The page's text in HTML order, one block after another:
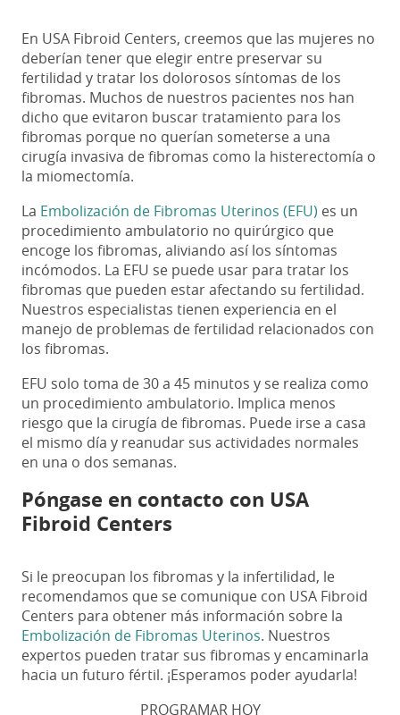
En USA Fibroid Centers, creemos que las mujeres no
deberían tener que elegir entre preservar su
fertilidad y tratar los dolorosos síntomas de los
fibromas. Muchos de nuestros pacientes nos han
dicho que evitaron buscar tratamiento para los
fibromas porque no querían someterse a una
cirugía invasiva de fibromas como la histerectomía o
la miomectomía.
La Embolización de Fibromas Uterinos (EFU) es un
procedimiento ambulatorio no quirúrgico que
encoge los fibromas, aliviando así los síntomas
incómodos. La EFU se puede usar para tratar los
fibromas que pueden estar afectando su fertilidad.
Nuestros especialistas tienen experiencia en el
manejo de problemas de fertilidad relacionados con
los fibromas.
EFU solo toma de 30 a 45 minutos y se realiza como
un procedimiento ambulatorio. Implica menos
riesgo que la cirugía de fibromas. Puede irse a casa
el mismo día y reanudar sus actividades normales
en una o dos semanas.
Póngase en contacto con USA
Fibroid Centers
Si le preocupan los fibromas y la infertilidad, le
recomendamos que se comunique con USA Fibroid
Centers para obtener más información sobre la
Embolización de Fibromas Uterinos. Nuestros
expertos pueden tratar sus fibromas y encaminarla
hacia un futuro fértil. ¡Esperamos poder ayudarla!
PROGRAMAR HOY